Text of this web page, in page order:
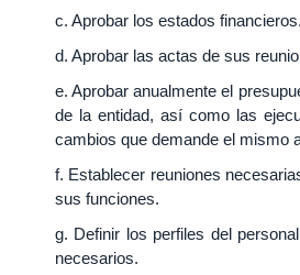
c. Aprobar los estados financieros.
d. Aprobar las actas de sus
e. Aprobar anualmente el
de la entidad, así como las
cambios que demande el mismo
f. Establecer reuniones
sus funciones.
g. Definir los perfiles del
necesarios.